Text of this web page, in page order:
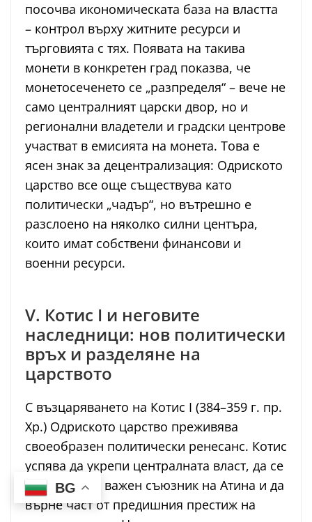
посочва икономическата база на властта
– контрол върху житните ресурси и
търговията с тях. Появата на такива
монети в конкретен град показва, че
монетосеченето се „разпределя“ – вече не
само централният царски двор, но и
регионални владетели и градски центрове
участват в емисията на монета. Това е
ясен знак за децентрализация: Одриското
царство все още съществува като
политически „чадър“, но вътрешно е
разслоено на няколко силни центъра,
които имат собствени финансови и
военни ресурси.
V. Котис I и неговите
наследници: нов политически
връх и разделяне на
царството
С възцаряването на Котис I (384–359 г. пр.
Хр.) Одриското царство преживява
своеобразен политически ренесанс. Котис
успява да укрепи централната власт, да се
наложи като важен съюзник на Атина и да
върне част от предишния престиж на
BG